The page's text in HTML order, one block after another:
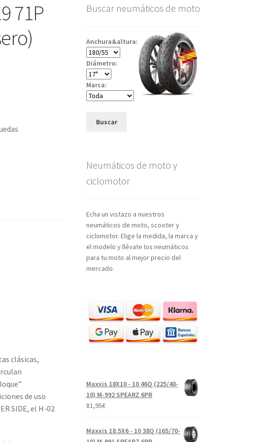
71P
clásicas,
de uso
SIDE, el H-02
Buscar neumáticos de moto
Anchura&altura:
Diámetro:
Marca:
Buscar
Neumáticos de moto y
ciclomotor
Echa un vistazo a nuestros
neumáticos de moto, scooter y
ciclomotor. Elige la medida, la marca y
el modelo y llévate los neumáticos
para tu moto al mejor precio del
mercado.
Maxxis 18X10 - 10 46Q (225/40-
10) M-992 SPEARZ 6PR
81,95€
Maxxis 18.5X6 - 10 38Q (165/70-